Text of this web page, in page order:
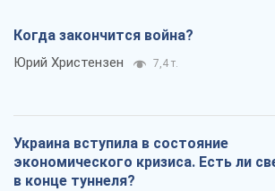
Когда закончится война?
Юрий Христензен 7,4 т.
Украина вступила в состояние
экономического кризиса. Есть ли
в конце туннеля?